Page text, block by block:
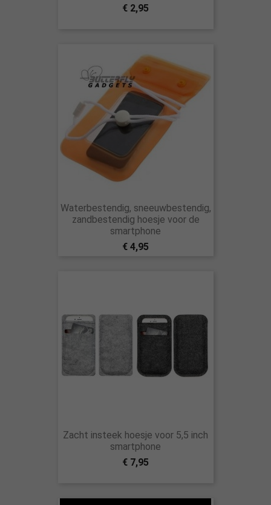
€ 2,95
Waterbestendig, sneeuwbestendig,
zandbestendig hoesje voor de
smartphone
€ 4,95
Zacht insteek hoesje voor 5,5 inch
smartphone
€ 7,95